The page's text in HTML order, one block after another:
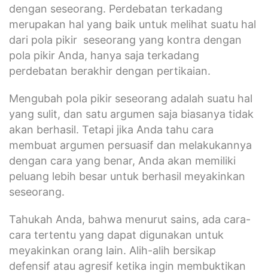
dengan seseorang. Perdebatan terkadang
merupakan hal yang baik untuk melihat suatu hal
dari pola pikir seseorang yang kontra dengan
pola pikir Anda, hanya saja terkadang
perdebatan berakhir dengan pertikaian.
Mengubah pola pikir seseorang adalah suatu hal
yang sulit, dan satu argumen saja biasanya tidak
akan berhasil. Tetapi jika Anda tahu cara
membuat argumen persuasif dan melakukannya
dengan cara yang benar, Anda akan memiliki
peluang lebih besar untuk berhasil meyakinkan
seseorang.
Tahukah Anda, bahwa menurut sains, ada cara-
cara tertentu yang dapat digunakan untuk
meyakinkan orang lain. Alih-alih bersikap
defensif atau agresif ketika ingin membuktikan